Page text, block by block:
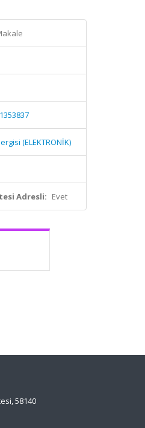
(ELEKTRONİK)
Adresli: Evet
58140